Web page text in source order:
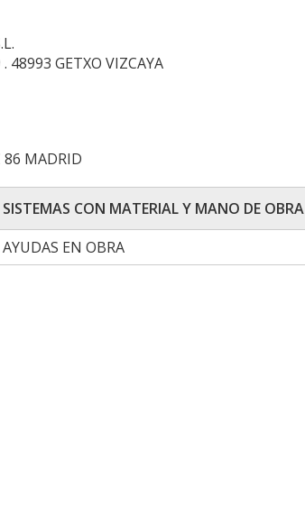
48993 GETXO VIZCAYA
86 MADRID
SISTEMAS CON MATERIAL Y MANO DE OBRA
AYUDAS EN OBRA